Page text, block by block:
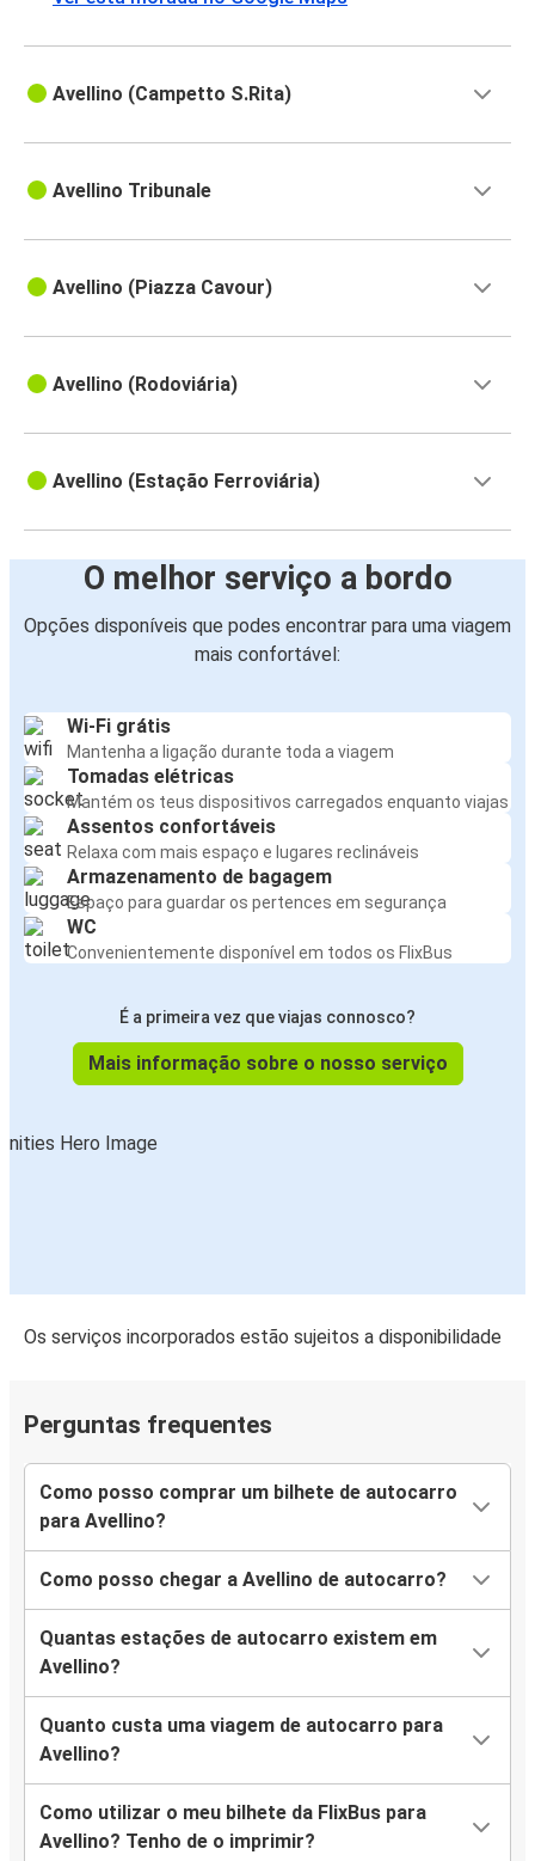
Avellino (Campetto S.Rita)
Avellino Tribunale
Avellino (Piazza Cavour)
Avellino (Rodoviária)
Avellino (Estação Ferroviária)
O melhor serviço a bordo
Opções disponíveis que podes encontrar para uma viagem
mais confortável:
Wi-Fi grátis
Mantenha a ligação durante toda a viagem
Tomadas elétricas
Mantém os teus dispositivos carregados enquanto viajas
Assentos confortáveis
Relaxa com mais espaço e lugares reclináveis
Armazenamento de bagagem
Espaço para guardar os pertences em segurança
WC
Convenientemente disponível em todos os FlixBus
É a primeira vez que viajas connosco?
Mais informação sobre o nosso serviço
Os serviços incorporados estão sujeitos a disponibilidade
Perguntas frequentes
Como posso comprar um bilhete de autocarro
para Avellino?
Como posso chegar a Avellino de autocarro?
Quantas estações de autocarro existem em
Avellino?
Quanto custa uma viagem de autocarro para
Avellino?
Como utilizar o meu bilhete da FlixBus para
Avellino? Tenho de o imprimir?